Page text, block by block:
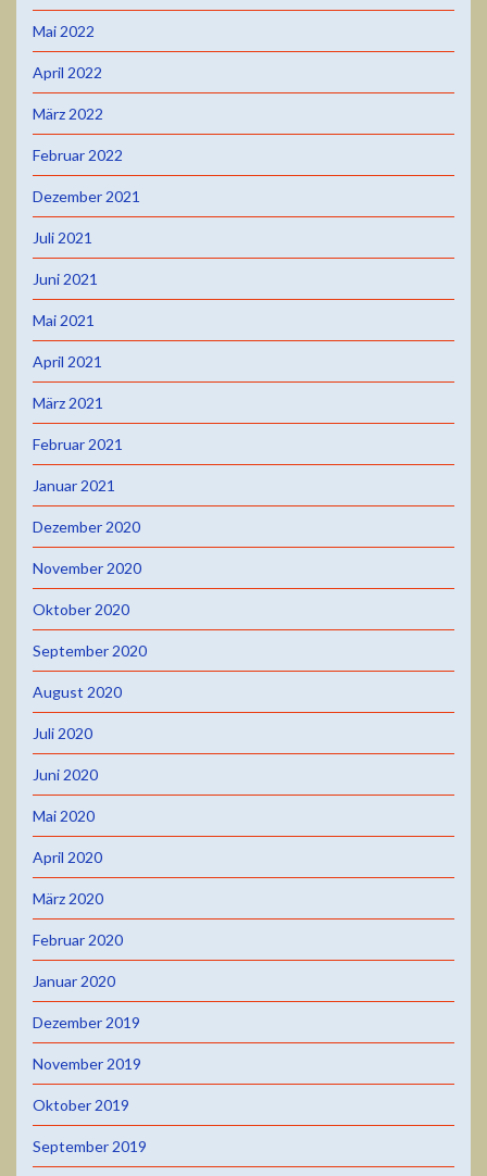
Mai 2022
April 2022
März 2022
Februar 2022
Dezember 2021
Juli 2021
Juni 2021
Mai 2021
April 2021
März 2021
Februar 2021
Januar 2021
Dezember 2020
November 2020
Oktober 2020
September 2020
August 2020
Juli 2020
Juni 2020
Mai 2020
April 2020
März 2020
Februar 2020
Januar 2020
Dezember 2019
November 2019
Oktober 2019
September 2019